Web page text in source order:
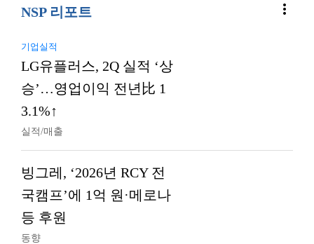
NSP 리포트 more_vert
기업실적
LG유플러스, 2Q 실적 ‘상
승’…영업이익 전년比 1
3.1%↑
실적/매출
빙그레, ‘2026년 RCY 전
국캠프’에 1억 원·메로나
등 후원
동향